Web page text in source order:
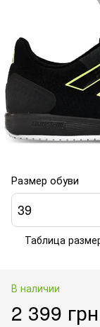
Размер обуви
39
Таблица
В наличии
2 399 грн